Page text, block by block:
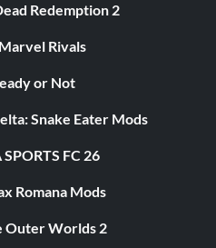
Redemption 2
Rivals
or Not
Snake Eater Mods
FC 26
Romana Mods
Outer Worlds 2